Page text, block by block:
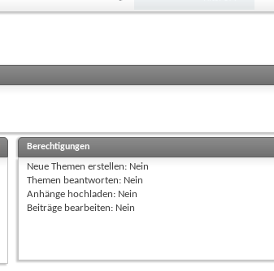
Berechtigungen
Neue Themen erstellen: Nein
Themen beantworten: Nein
Anhänge hochladen: Nein
Beiträge bearbeiten: Nein